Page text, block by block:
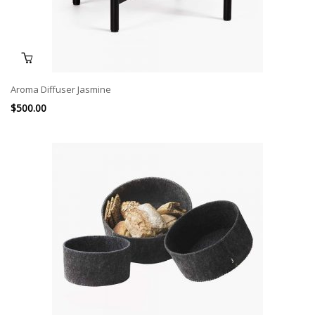
Aroma Diffuser Jasmine
$500.00